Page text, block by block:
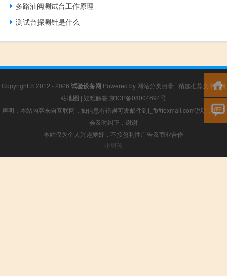
多路油阀测试台工作原理
测试台探测针是什么
Copyright © 2012 - 2026 试验设备网 Powered by 网站分类目录 | 精选推荐文章|网
站地图 | 疑难解答 京ICP备08004694号
声明：本站内容来自互联网，如信息有错误可发邮件到f_fb#foxmail.com说明，我们
会及时纠正，谢谢
本站仅为个人兴趣爱好，不接盈利性广告及商业合作
小男孩